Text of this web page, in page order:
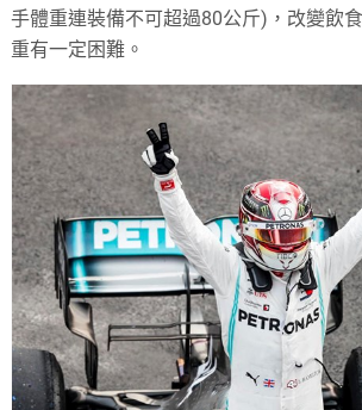
手體重連裝備不可超過80公斤)，改變飲
重有一定困難。